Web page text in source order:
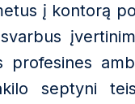
į kontorą
profesines
septyni